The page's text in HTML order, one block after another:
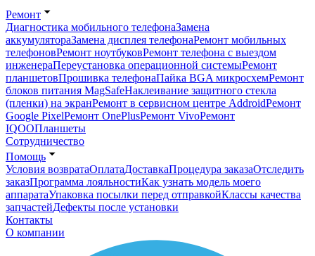
Ремонт
Диагностика мобильного телефонаЗамена
аккумулятораЗамена дисплея телефонаРемонт мобильных
телефоновРемонт ноутбуковРемонт телефона с выездом
инженераПереустановка операционной системыРемонт
планшетовПрошивка телефонаПайка BGA микросхемРемонт
блоков питания MagSafeНаклеивание защитного стекла
(пленки) на экранРемонт в сервисном центре AddroidРемонт
Google PixelРемонт OnePlusРемонт VivoРемонт
IQOOПланшеты
Сотрудничество
Помощь
Условия возвратаОплатаДоставкаПроцедура заказаОтследить
заказПрограмма лояльностиКак узнать модель моего
аппаратаУпаковка посылки перед отправкойКлассы качества
запчастейДефекты после установки
Контакты
О компании